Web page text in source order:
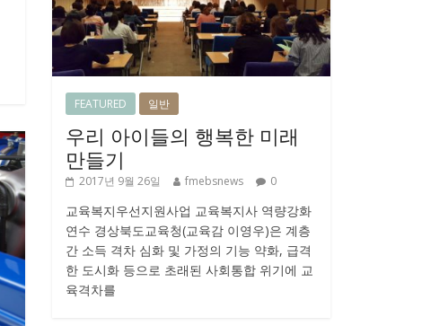
FEATURED 일반
우리 아이들의 행복한 미래
만들기
2017년 9월 26일 fmebsnews 0
교육복지우선지원사업 교육복지사 역량강화
연수 경상북도교육청(교육감 이영우)은 계층
간 소득 격차 심화 및 가정의 기능 약화, 급격
한 도시화 등으로 초래된 사회통합 위기에 교
육격차를